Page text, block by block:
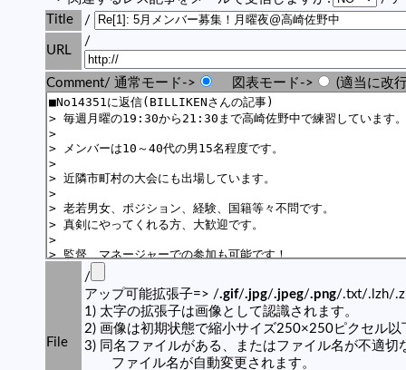
Title
/
URL
/
Comment/ 通常モード-> 図表モード-> (適当に改
File
/
アップ可能拡張子=> /.gif/.jpg/.jpeg/.png/.txt/.lzh/
1) 太字の拡張子は画像として認識されます。
2) 画像は初期状態で縮小サイズ250×250ピクセル以
3) 同名ファイルがある、またはファイル名が不適切
ファイル名が自動変更されます。